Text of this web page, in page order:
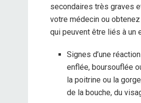
secondaires très graves
votre médecin ou
qui peuvent être liés à un
Signes d’une
enflée, boursouflée
la poitrine ou la
de la bouche, du